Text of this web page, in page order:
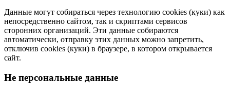
Данные могут собираться через технологию cookies (куки) как
непосредственно сайтом, так и скриптами сервисов
сторонних организаций. Эти данные собираются
автоматически, отправку этих данных можно запретить,
отключив cookies (куки) в браузере, в котором открывается
сайт.
Не персональные данные